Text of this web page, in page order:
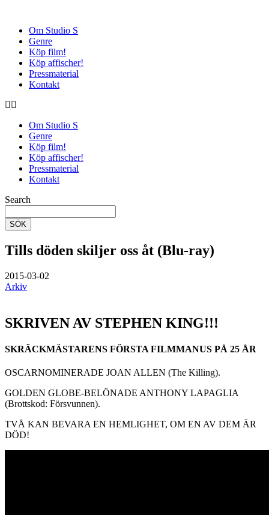
Om Studio S
Genre
Köp film!
Köp affischer!
Pressmaterial
Kontakt
Om Studio S
Genre
Köp film!
Köp affischer!
Pressmaterial
Kontakt
Search
SÖK
Tills döden skiljer oss åt (Blu-ray)
2015-03-02
Arkiv
SKRIVEN AV STEPHEN KING!!!
SKRÄCKMÄSTARENS FÖRSTA FILMMANUS PÅ 25 ÅR
OSCARNOMINERADE JOAN ALLEN (The Killing).
GOLDEN GLOBE-BELÖNADE ANTHONY LAPAGLIA
(Brottskod: Försvunnen).
TVÅ KAN BEVARA EN HEMLIGHET, OM EN AV DEM ÄR
DÖD!